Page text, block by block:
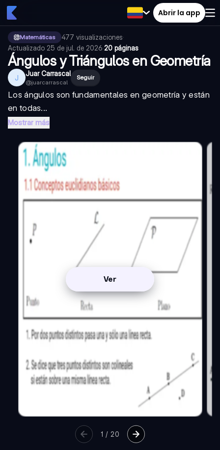
Abrir la app
Matemáticas 477 visualizaciones·
Actualizado 25 de jul. de 2026·20 páginas
Ángulos y Triángulos en Geometría
J Juar Carrascal
@juarcarrascal
Seguir
Los ángulos son fundamentales en geometría y están
en todas...
Mostrar más
Ver
1 / 20